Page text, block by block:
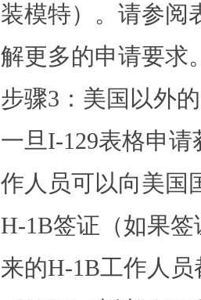
装模特）。请参阅
解更多的申请要求
步骤3：美国以外
一旦I-129表格申
作人员可以向美国
H-1B签证（如果
来的H-1B工作人